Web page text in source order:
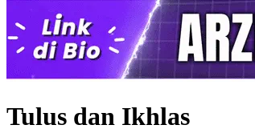
Tulus dan Ikhlas